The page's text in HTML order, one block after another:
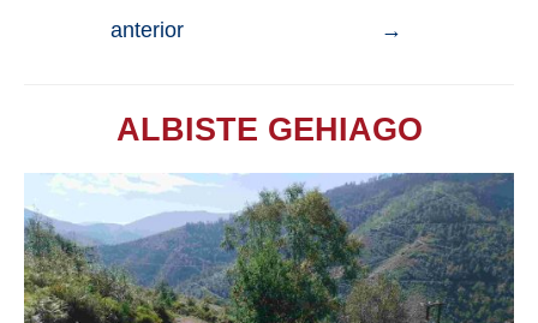
anterior
→
ALBISTE GEHIAGO